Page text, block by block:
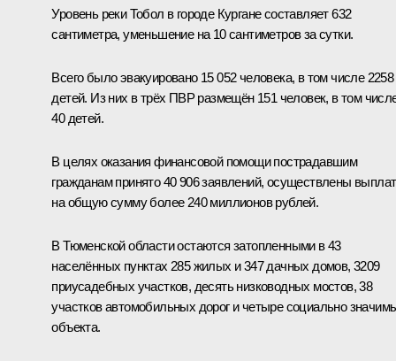
Уровень реки Тобол в городе Кургане составляет 632
сантиметра, уменьшение на 10 сантиметров за сутки.
Всего было эвакуировано 15 052 человека, в том числе 2258
детей. Из них в трёх ПВР размещён 151 человек, в том
40 детей.
В целях оказания финансовой помощи пострадавшим
гражданам принято 40 906 заявлений, осуществлены
на общую сумму более 240 миллионов рублей.
В Тюменской области остаются затопленными в 43
населённых пунктах 285 жилых и 347 дачных домов, 3209
приусадебных участков, десять низководных мостов, 38
участков автомобильных дорог и четыре социально
объекта.